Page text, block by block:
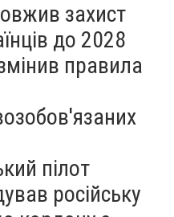
захист
до 2028
правила
пілот
російську